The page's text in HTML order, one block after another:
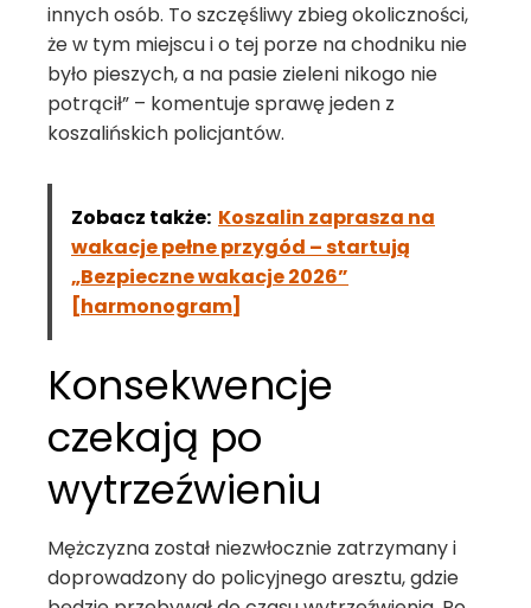
innych osób. To szczęśliwy zbieg okoliczności,
że w tym miejscu i o tej porze na chodniku nie
było pieszych, a na pasie zieleni nikogo nie
potrącił” – komentuje sprawę jeden z
koszalińskich policjantów.
Zobacz także: Koszalin zaprasza na
wakacje pełne przygód – startują
„Bezpieczne wakacje 2026”
[harmonogram]
Konsekwencje
czekają po
wytrzeźwieniu
Mężczyzna został niezwłocznie zatrzymany i
doprowadzony do policyjnego aresztu, gdzie